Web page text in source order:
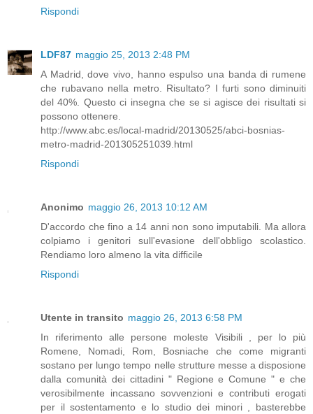
Rispondi
LDF87 maggio 25, 2013 2:48 PM
A Madrid, dove vivo, hanno espulso una banda di rumene
che rubavano nella metro. Risultato? I furti sono diminuiti
del 40%. Questo ci insegna che se si agisce dei risultati si
possono ottenere.
http://www.abc.es/local-madrid/20130525/abci-bosnias-
metro-madrid-201305251039.html
Rispondi
Anonimo maggio 26, 2013 10:12 AM
D'accordo che fino a 14 anni non sono imputabili. Ma allora
colpiamo i genitori sull'evasione dell'obbligo scolastico.
Rendiamo loro almeno la vita difficile
Rispondi
Utente in transito maggio 26, 2013 6:58 PM
In riferimento alle persone moleste Visibili , per lo più
Romene, Nomadi, Rom, Bosniache che come migranti
sostano per lungo tempo nelle strutture messe a disposione
dalla comunità dei cittadini " Regione e Comune " e che
verosibilmente incassano sovvenzioni e contributi erogati
per il sostentamento e lo studio dei minori , basterebbe